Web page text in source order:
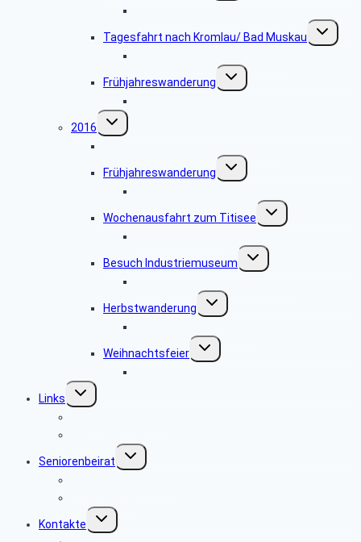
Tagesfahrt nach Kromlau/ Bad Muskau
Untermenü
Frühjahreswanderung
Untermenü
umschalten
2016
Untermenü
umschalten
Frühjahreswanderung
Untermenü
umschalten
Wochenausfahrt zum Titisee
Untermenü
umschalten
Besuch Industriemuseum
Untermenü
umschalten
Herbstwanderung
Untermenü
umschalten
Weihnachtsfeier
Untermenü
umschalten
Links
Untermenü
umschalten
Seniorenbeirat
Untermenü
umschalten
Kontakte
Untermenü
umschalten